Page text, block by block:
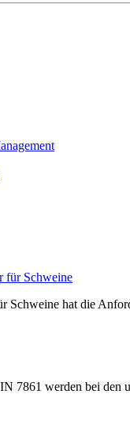
für Schweine
Schweine hat die
7861 werden bei den